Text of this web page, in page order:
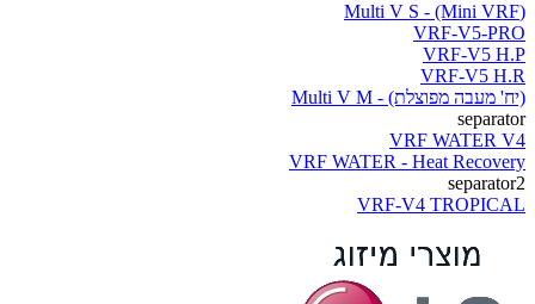
(Multi V S - (Mini VRF
VRF-V5-PRO
VRF-V5 H.P
VRF-V5 H.R
(יח' מעבה מפוצלת) - Multi V M
separator
VRF WATER V4
VRF WATER - Heat Recovery
separator2
VRF-V4 TROPICAL